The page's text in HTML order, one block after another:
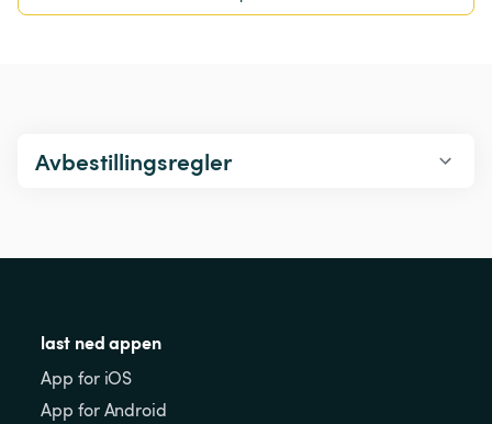
Avbestillingsregler
last ned appen
App for iOS
App for Android